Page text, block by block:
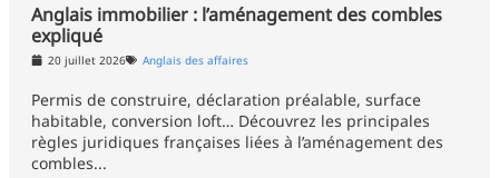
Anglais immobilier : l’aménagement des combles
expliqué
20 juillet 2026 Anglais des affaires
Permis de construire, déclaration préalable, surface
habitable, conversion loft… Découvrez les principales
règles juridiques françaises liées à l’aménagement des
combles...